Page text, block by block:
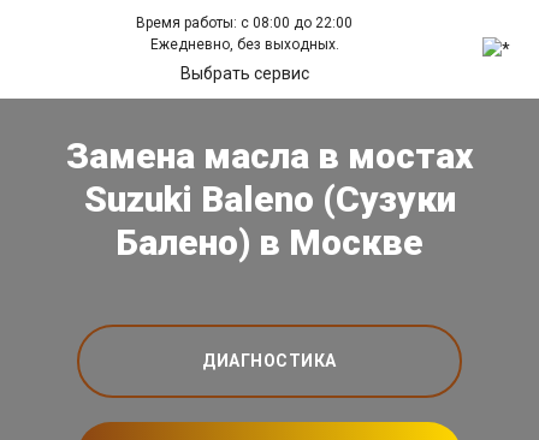
Время работы: с 08:00 до 22:00
Ежедневно, без выходных.
Выбрать сервис
Замена масла в мостах
Suzuki Baleno (Сузуки
Балено) в Москве
ДИАГНОСТИКА